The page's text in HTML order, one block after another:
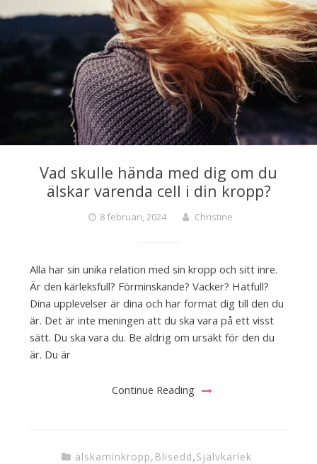
Vad skulle hända med dig om du
älskar varenda cell i din kropp?
8 februari, 2024 Christine
Alla har sin unika relation med sin kropp och sitt inre.
Är den kärleksfull? Förminskande? Vacker? Hatfull?
Dina upplevelser är dina och har format dig till den du
är. Det är inte meningen att du ska vara på ett visst
sätt. Du ska vara du. Be aldrig om ursäkt för den du
är. Du är
Continue Reading
älskaminkropp, Blisedd,Självkärlek